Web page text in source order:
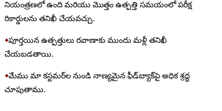
నియంత్రణలో ఉంది మరియు మొత్తం ఉత్పత్తి సమయంలో పరీక్ష
రికార్డులను తనిఖీ చేయవచ్చు.
◆పూర్తయిన ఉత్పత్తులు రవాణాకు ముందు మళ్లీ తనిఖీ
చేయబడతాయి.
◆మేము మా కస్టమర్‌ల నుండి నాణ్యమైన ఫీడ్‌బ్యాక్‌పై అధిక శ్రద్ధ
చూపుతాము.